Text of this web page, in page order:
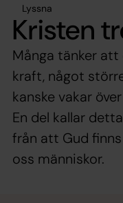
Lyssna
Kristen
Många tänker
kraft, något
kanske vakar
En del kallar
från att Gud
oss människor.